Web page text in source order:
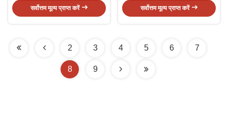
सर्वोत्तम मूल्य प्राप्त करें सर्वोत्तम मूल्य प्राप्त करें
2 3 4 5 6 7
8 9